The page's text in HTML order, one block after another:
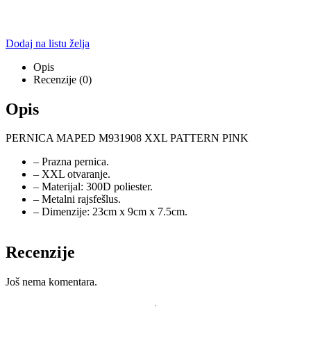
Dodaj na listu želja
Opis
Recenzije (0)
Opis
PERNICA MAPED M931908 XXL PATTERN PINK
– Prazna pernica.
– XXL otvaranje.
– Materijal: 300D poliester.
– Metalni rajsfešlus.
– Dimenzije: 23cm x 9cm x 7.5cm.
Recenzije
Još nema komentara.